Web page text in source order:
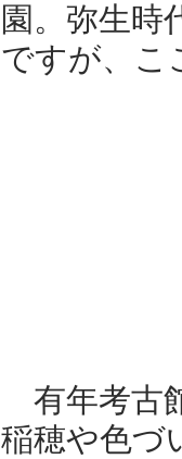
園。弥生時
ですが、こ
有年考古
稲穂や色づ